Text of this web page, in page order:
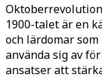
1900-talet är en
och lärdomar
använda sig av
ansatser att